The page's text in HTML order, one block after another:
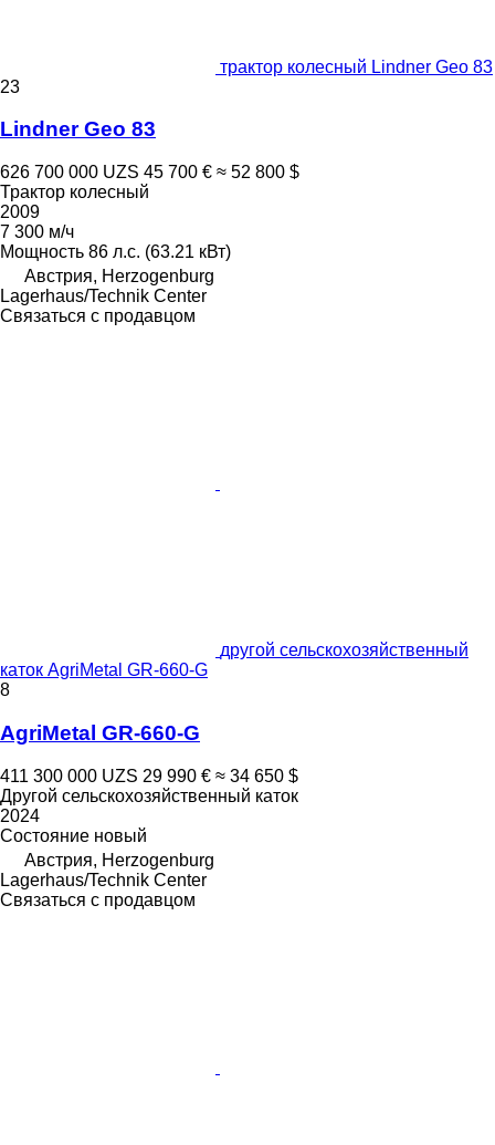
трактор колесный Lindner Geo 83
23
Lindner Geo 83
626 700 000 UZS 45 700 € ≈ 52 800 $
Трактор колесный
2009
7 300 м/ч
Мощность 86 л.с. (63.21 кВт)
Австрия, Herzogenburg
Lagerhaus/Technik Center
Связаться с продавцом
другой сельскохозяйственный
каток AgriMetal GR-660-G
8
AgriMetal GR-660-G
411 300 000 UZS 29 990 € ≈ 34 650 $
Другой сельскохозяйственный каток
2024
Состояние новый
Австрия, Herzogenburg
Lagerhaus/Technik Center
Связаться с продавцом